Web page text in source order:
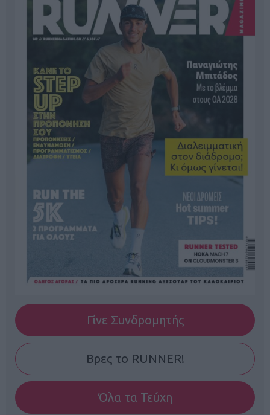
Γίνε Συνδρομητής
Βρες το RUNNER!
Όλα τα Τεύχη